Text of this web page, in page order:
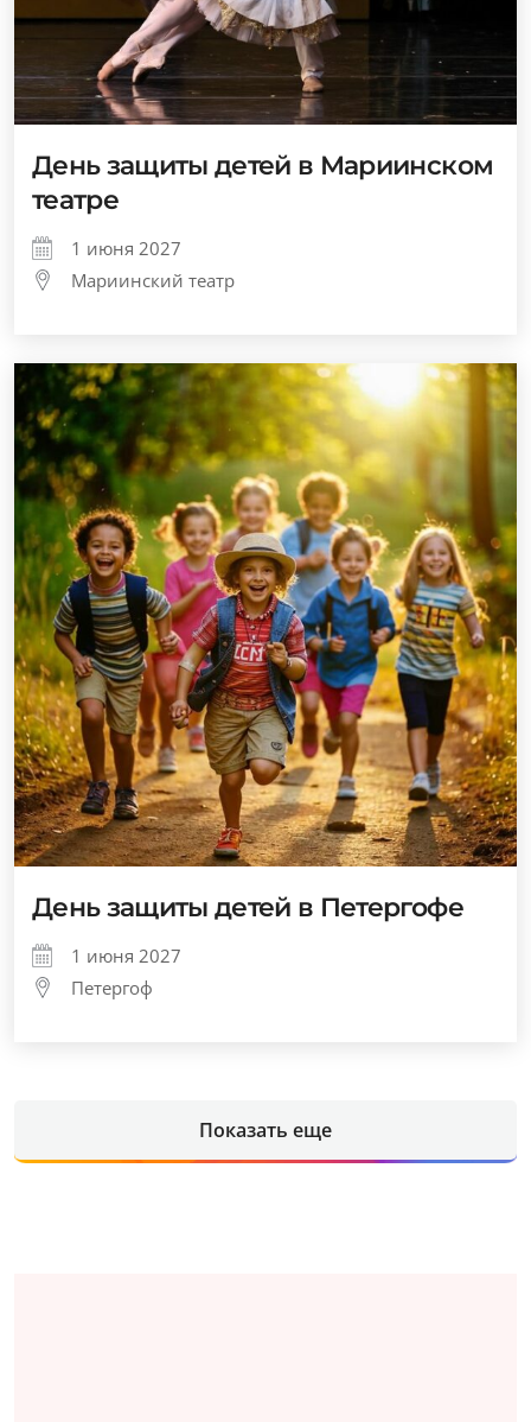
День защиты детей в Мариинском
театре
1 июня 2027
Мариинский театр
День защиты детей в Петергофе
1 июня 2027
Петергоф
Показать еще